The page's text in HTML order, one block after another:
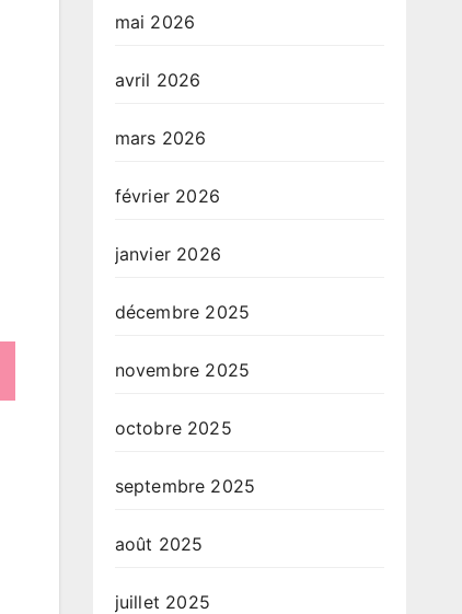
mai 2026
avril 2026
mars 2026
février 2026
janvier 2026
décembre 2025
novembre 2025
octobre 2025
septembre 2025
août 2025
juillet 2025